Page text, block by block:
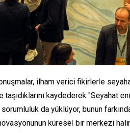
ilham verici fikirlerle
kaydederek "Seyahat
da yüklüyor, bunun
küresel bir merkezi